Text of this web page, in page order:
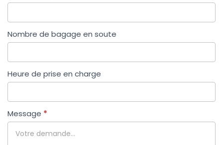
Nombre de bagage en soute
Heure de prise en charge
Message *